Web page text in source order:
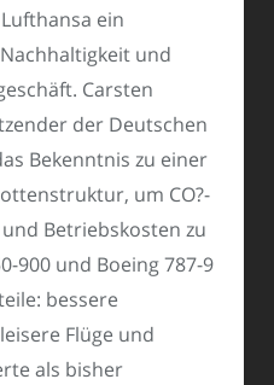
ein
und
Carsten
der Deutschen
Bekenntnis zu einer
um CO?-
Betriebskosten zu
900 und Boeing 787-9
bessere
Flüge und
als bisher